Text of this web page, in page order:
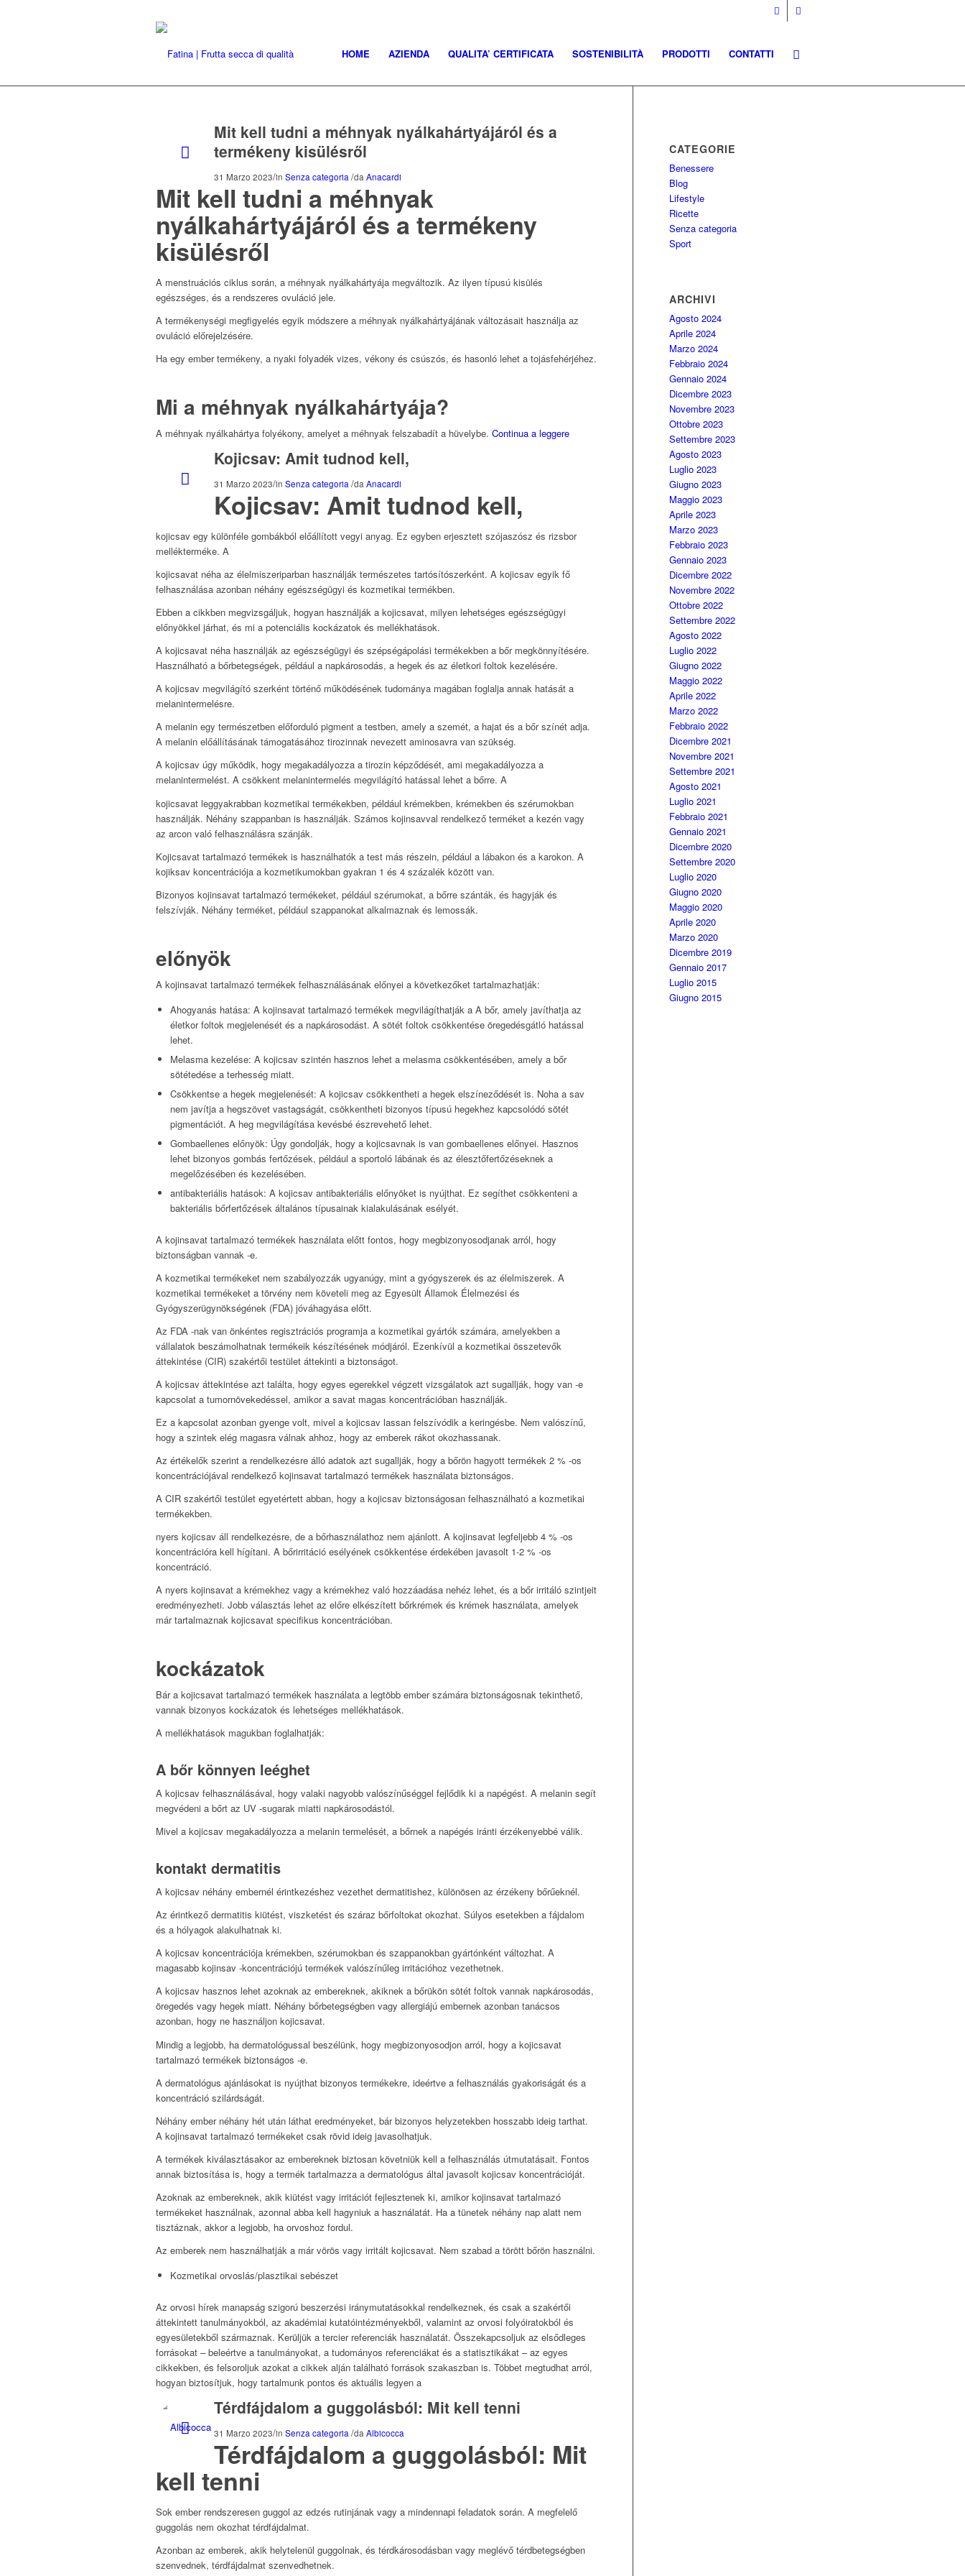
HOME AZIENDA QUALITA’ CERTIFICATA SOSTENIBILITÀ PRODOTTI CONTATTI
Mit kell tudni a méhnyak nyálkahártyájáról és a
termékeny kisülésről
31 Marzo 2023/in Senza categoria /da Anacardi
Mit kell tudni a méhnyak
nyálkahártyájáról és a termékeny
kisülésről
A menstruációs ciklus során, a méhnyak nyálkahártyája megváltozik. Az ilyen típusú kisülés
egészséges, és a rendszeres ovuláció jele.
A termékenységi megfigyelés egyik módszere a méhnyak nyálkahártyájának változásait használja az
ovuláció előrejelzésére.
Ha egy ember termékeny, a nyaki folyadék vizes, vékony és csúszós, és hasonló lehet a tojásfehérjéhez.
Mi a méhnyak nyálkahártyája?
A méhnyak nyálkahártya folyékony, amelyet a méhnyak felszabadít a hüvelybe. Continua a leggere
Kojicsav: Amit tudnod kell,
31 Marzo 2023/in Senza categoria /da Anacardi
Kojicsav: Amit tudnod kell,
kojicsav egy különféle gombákból előállított vegyi anyag. Ez egyben erjesztett szójaszósz és rizsbor
mellékterméke. A
kojicsavat néha az élelmiszeriparban használják természetes tartósítószerként. A kojicsav egyik fő
felhasználása azonban néhány egészségügyi és kozmetikai termékben.
Ebben a cikkben megvizsgáljuk, hogyan használják a kojicsavat, milyen lehetséges egészségügyi
előnyökkel járhat, és mi a potenciális kockázatok és mellékhatások.
A kojicsavat néha használják az egészségügyi és szépségápolási termékekben a bőr megkönnyítésére.
Használható a bőrbetegségek, például a napkárosodás, a hegek és az életkori foltok kezelésére.
A kojicsav megvilágító szerként történő működésének tudománya magában foglalja annak hatását a
melanintermelésre.
A melanin egy természetben előforduló pigment a testben, amely a szemét, a hajat és a bőr színét adja.
A melanin előállításának támogatásához tirozinnak nevezett aminosavra van szükség.
A kojicsav úgy működik, hogy megakadályozza a tirozin képződését, ami megakadályozza a
melanintermelést. A csökkent melanintermelés megvilágító hatással lehet a bőrre. A
kojicsavat leggyakrabban kozmetikai termékekben, például krémekben, krémekben és szérumokban
használják. Néhány szappanban is használják. Számos kojinsavval rendelkező terméket a kezén vagy
az arcon való felhasználásra szánják.
Kojicsavat tartalmazó termékek is használhatók a test más részein, például a lábakon és a karokon. A
kojiksav koncentrációja a kozmetikumokban gyakran 1 és 4 százalék között van.
Bizonyos kojinsavat tartalmazó termékeket, például szérumokat, a bőrre szánták, és hagyják és
felszívják. Néhány terméket, például szappanokat alkalmaznak és lemossák.
előnyök
A kojinsavat tartalmazó termékek felhasználásának előnyei a következőket tartalmazhatják:
Ahogyanás hatása: A kojinsavat tartalmazó termékek megvilágíthatják a A bőr, amely javíthatja az
életkor foltok megjelenését és a napkárosodást. A sötét foltok csökkentése öregedésgátló hatással
lehet.
Melasma kezelése: A kojicsav szintén hasznos lehet a melasma csökkentésében, amely a bőr
sötétedése a terhesség miatt.
Csökkentse a hegek megjelenését: A kojicsav csökkentheti a hegek elszíneződését is. Noha a sav
nem javítja a hegszövet vastagságát, csökkentheti bizonyos típusú hegekhez kapcsolódó sötét
pigmentációt. A heg megvilágítása kevésbé észrevehető lehet.
Gombaellenes előnyök: Úgy gondolják, hogy a kojicsavnak is van gombaellenes előnyei. Hasznos
lehet bizonyos gombás fertőzések, például a sportoló lábának és az élesztőfertőzéseknek a
megelőzésében és kezelésében.
antibakteriális hatások: A kojicsav antibakteriális előnyöket is nyújthat. Ez segíthet csökkenteni a
bakteriális bőrfertőzések általános típusainak kialakulásának esélyét.
A kojinsavat tartalmazó termékek használata előtt fontos, hogy megbizonyosodjanak arról, hogy
biztonságban vannak -e.
A kozmetikai termékeket nem szabályozzák ugyanúgy, mint a gyógyszerek és az élelmiszerek. A
kozmetikai termékeket a törvény nem követeli meg az Egyesült Államok Élelmezési és
Gyógyszerügynökségének (FDA) jóváhagyása előtt.
Az FDA -nak van önkéntes regisztrációs programja a kozmetikai gyártók számára, amelyekben a
vállalatok beszámolhatnak termékeik készítésének módjáról. Ezenkívül a kozmetikai összetevők
áttekintése (CIR) szakértői testület áttekinti a biztonságot.
A kojicsav áttekintése azt találta, hogy egyes egerekkel végzett vizsgálatok azt sugallják, hogy van -e
kapcsolat a tumornövekedéssel, amikor a savat magas koncentrációban használják.
Ez a kapcsolat azonban gyenge volt, mivel a kojicsav lassan felszívódik a keringésbe. Nem valószínű,
hogy a szintek elég magasra válnak ahhoz, hogy az emberek rákot okozhassanak.
Az értékelők szerint a rendelkezésre álló adatok azt sugallják, hogy a bőrön hagyott termékek 2 % -os
koncentrációjával rendelkező kojinsavat tartalmazó termékek használata biztonságos.
A CIR szakértői testület egyetértett abban, hogy a kojicsav biztonságosan felhasználható a kozmetikai
termékekben.
nyers kojicsav áll rendelkezésre, de a bőrhasználathoz nem ajánlott. A kojinsavat legfeljebb 4 % -os
koncentrációra kell hígítani. A bőrirritáció esélyének csökkentése érdekében javasolt 1-2 % -os
koncentráció.
A nyers kojinsavat a krémekhez vagy a krémekhez való hozzáadása nehéz lehet, és a bőr irritáló szintjeit
eredményezheti. Jobb választás lehet az előre elkészített bőrkrémek és krémek használata, amelyek
már tartalmaznak kojicsavat specifikus koncentrációban.
kockázatok
Bár a kojicsavat tartalmazó termékek használata a legtöbb ember számára biztonságosnak tekinthető,
vannak bizonyos kockázatok és lehetséges mellékhatások.
A mellékhatások magukban foglalhatják:
A bőr könnyen leéghet
A kojicsav felhasználásával, hogy valaki nagyobb valószínűséggel fejlődik ki a napégést. A melanin segít
megvédeni a bőrt az UV -sugarak miatti napkárosodástól.
Mivel a kojicsav megakadályozza a melanin termelését, a bőrnek a napégés iránti érzékenyebbé válik.
kontakt dermatitis
A kojicsav néhány embernél érintkezéshez vezethet dermatitishez, különösen az érzékeny bőrűeknél.
Az érintkező dermatitis kiütést, viszketést és száraz bőrfoltokat okozhat. Súlyos esetekben a fájdalom
és a hólyagok alakulhatnak ki.
A kojicsav koncentrációja krémekben, szérumokban és szappanokban gyártónként változhat. A
magasabb kojinsav -koncentrációjú termékek valószínűleg irritációhoz vezethetnek.
A kojicsav hasznos lehet azoknak az embereknek, akiknek a bőrükön sötét foltok vannak napkárosodás,
öregedés vagy hegek miatt. Néhány bőrbetegségben vagy allergiájú embernek azonban tanácsos
azonban, hogy ne használjon kojicsavat.
Mindig a legjobb, ha dermatológussal beszélünk, hogy megbizonyosodjon arról, hogy a kojicsavat
tartalmazó termékek biztonságos -e.
A dermatológus ajánlásokat is nyújthat bizonyos termékekre, ideértve a felhasználás gyakoriságát és a
koncentráció szilárdságát.
Néhány ember néhány hét után láthat eredményeket, bár bizonyos helyzetekben hosszabb ideig tarthat.
A kojinsavat tartalmazó termékeket csak rövid ideig javasolhatjuk.
A termékek kiválasztásakor az embereknek biztosan követniük kell a felhasználás útmutatásait. Fontos
annak biztosítása is, hogy a termék tartalmazza a dermatológus által javasolt kojicsav koncentrációját.
Azoknak az embereknek, akik kiütést vagy irritációt fejlesztenek ki, amikor kojinsavat tartalmazó
termékeket használnak, azonnal abba kell hagyniuk a használatát. Ha a tünetek néhány nap alatt nem
tisztáznak, akkor a legjobb, ha orvoshoz fordul.
Az emberek nem használhatják a már vörös vagy irritált kojicsavat. Nem szabad a törött bőrön használni.
Kozmetikai orvoslás/plasztikai sebészet
Az orvosi hírek manapság szigorú beszerzési iránymutatásokkal rendelkeznek, és csak a szakértői
áttekintett tanulmányokból, az akadémiai kutatóintézményekből, valamint az orvosi folyóiratokból és
egyesületekből származnak. Kerüljük a tercier referenciák használatát. Összekapcsoljuk az elsődleges
forrásokat – beleértve a tanulmányokat, a tudományos referenciákat és a statisztikákat – az egyes
cikkekben, és felsoroljuk azokat a cikkek alján található források szakaszban is. Többet megtudhat arról,
hogyan biztosítjuk, hogy tartalmunk pontos és aktuális legyen a
Térdfájdalom a guggolásból: Mit kell tenni
31 Marzo 2023/in Senza categoria /da Albicocca
Térdfájdalom a guggolásból: Mit
kell tenni
Sok ember rendszeresen guggol az edzés rutinjának vagy a mindennapi feladatok során. A megfelelő
guggolás nem okozhat térdfájdalmat.
Azonban az emberek, akik helytelenül guggolnak, és térdkárosodásban vagy meglévő térdbetegségben
szenvednek, térdfájdalmat szenvedhetnek.
CATEGORIE
Benessere
Blog
Lifestyle
Ricette
Senza categoria
Sport
ARCHIVI
Agosto 2024
Aprile 2024
Marzo 2024
Febbraio 2024
Gennaio 2024
Dicembre 2023
Novembre 2023
Ottobre 2023
Settembre 2023
Agosto 2023
Luglio 2023
Giugno 2023
Maggio 2023
Aprile 2023
Marzo 2023
Febbraio 2023
Gennaio 2023
Dicembre 2022
Novembre 2022
Ottobre 2022
Settembre 2022
Agosto 2022
Luglio 2022
Giugno 2022
Maggio 2022
Aprile 2022
Marzo 2022
Febbraio 2022
Dicembre 2021
Novembre 2021
Settembre 2021
Agosto 2021
Luglio 2021
Febbraio 2021
Gennaio 2021
Dicembre 2020
Settembre 2020
Luglio 2020
Giugno 2020
Maggio 2020
Aprile 2020
Marzo 2020
Dicembre 2019
Gennaio 2017
Luglio 2015
Giugno 2015